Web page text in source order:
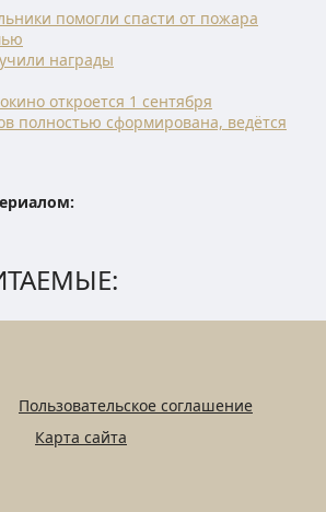
помогли спасти от пожара
награды
откроется 1 сентября
полностью сформирована, ведётся
Пользовательское соглашение
Карта сайта